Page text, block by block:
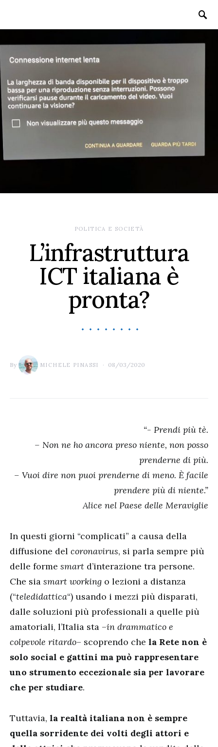
POLITICA E SOCIETÀ
L’infrastruttura
ICT italiana è
pronta?
By MICHELE PINASSI 08/03/2020
“- Prendi più tè.
– Non ne ho ancora preso niente, non posso
prenderne di più.
– Vuoi dire non puoi prenderne di meno. È facile
prendere più di niente.”
Alice nel Paese delle Meraviglie
In questi giorni “complicati” a causa della
diffusione del coronavirus, si parla sempre più
delle forme smart d’interazione tra persone.
Che sia smart working o lezioni a distanza
(“teledidattica“) usando i mezzi più disparati,
dalle soluzioni più professionali a quelle più
amatoriali, l’Italia sta –in drammatico e
colpevole ritardo– scoprendo che la Rete non è
solo social e gattini ma può rappresentare
uno strumento eccezionale sia per lavorare
che per studiare.
Tuttavia, la realtà italiana non è sempre
quella sorridente dei volti degli attori e